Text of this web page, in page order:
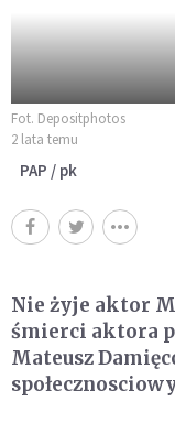
Fot. Depositphotos
2 lata temu
PAP / pk
Nie żyje aktor
śmierci aktora
Mateusz